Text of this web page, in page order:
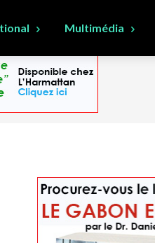
Multimédia